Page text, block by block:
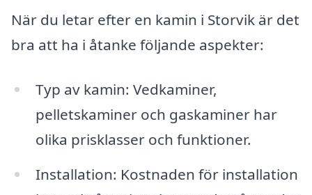
När du letar efter en kamin i Storvik är det
bra att ha i åtanke följande aspekter:
Typ av kamin: Vedkaminer,
pelletskaminer och gaskaminer har
olika prisklasser och funktioner.
Installation: Kostnaden för installation